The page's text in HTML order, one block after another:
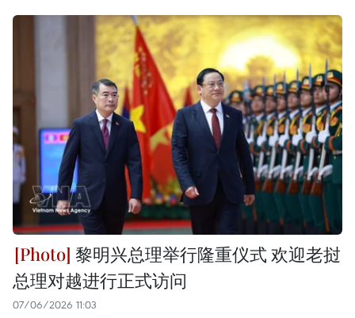
黎明兴总理举行隆重仪式 欢迎老挝
总理对越进行正式访问
07/06/2026 11:03